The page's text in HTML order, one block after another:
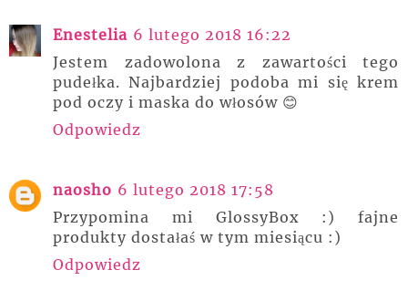
Enestelia 6 lutego 2018 16:22
Jestem zadowolona z zawartości tego
pudełka. Najbardziej podoba mi się krem
pod oczy i maska do włosów 😊
Odpowiedz
naosho 6 lutego 2018 17:58
Przypomina mi GlossyBox :) fajne
produkty dostałaś w tym miesiącu :)
Odpowiedz